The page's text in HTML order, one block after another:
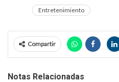
Entretenimiento
Compartir
Notas Relacionadas